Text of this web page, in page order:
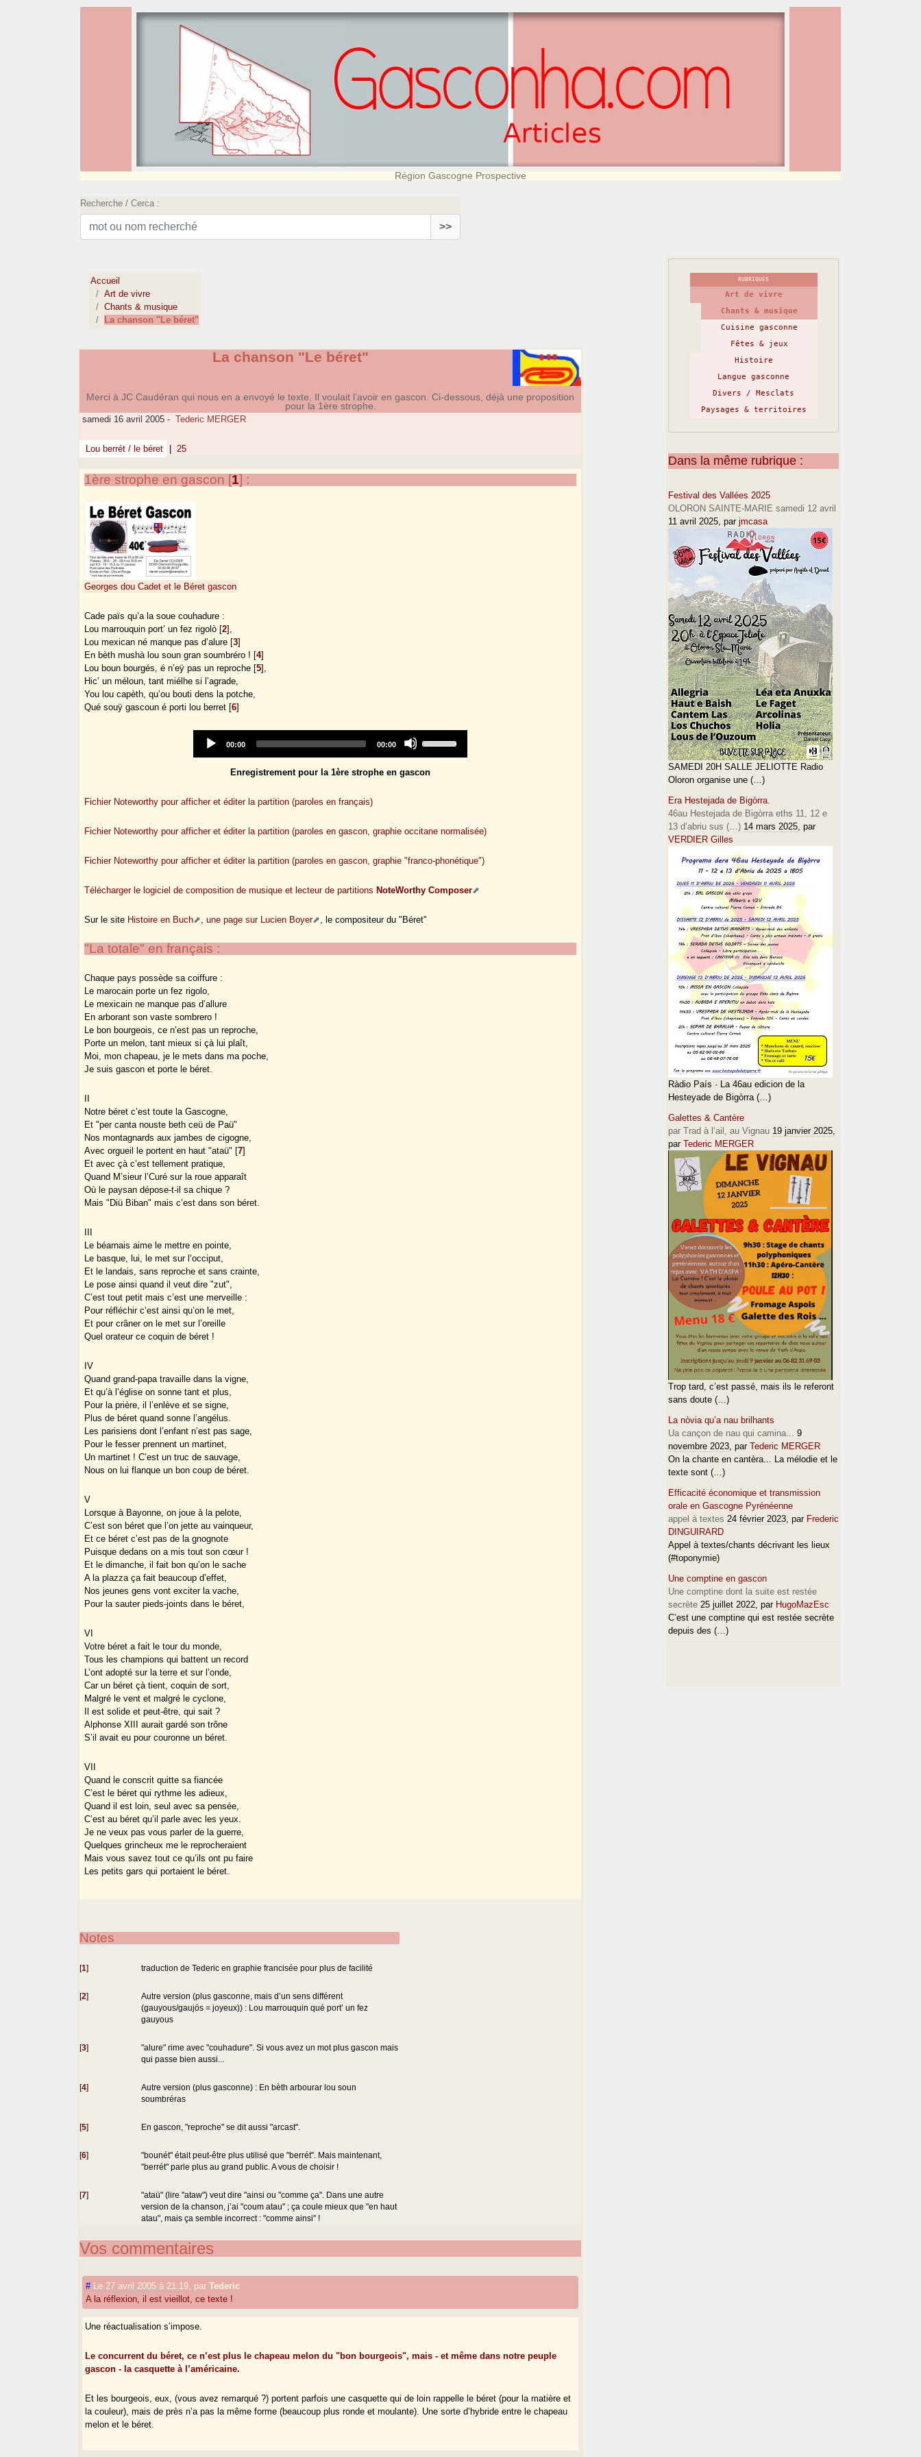
Région Gascogne Prospective
Recherche / Cerca :
>>
Accueil
Art de vivre
Chants & musique
La chanson "Le béret"
La chanson "Le béret"
Merci à JC Caudéran qui nous en a envoyé le texte. Il voulait l’avoir en gascon. Ci-dessous, déjà une proposition
pour la 1ère strophe.
samedi 16 avril 2005 - Tederic MERGER
Lou berrét / le béret 25
1ère strophe en gascon [1] :
Georges dou Cadet et le Béret gascon
Cade païs qu’a la soue couhadure :
Lou marrouquin port’ un fez rigolò [2] ,
Lou mexican né manque pas d’alure [3]
En bèth mushà lou soun gran soumbréro ! [4]
Lou boun bourgés, é n’eÿ pas un reproche [5] ,
Hic’ un méloun, tant miélhe si l’agrade,
You lou capèth, qu’ou bouti dens la potche,
Qué souÿ gascoun é porti lou berret [6]
Player
Current
00:00
Total
00:00
Up/Down
keys
decrease
Enregistrement pour la 1ère strophe en gascon
Fichier Noteworthy pour afficher et éditer la partition (paroles en français)
Fichier Noteworthy pour afficher et éditer la partition (paroles en gascon, graphie occitane normalisée)
Fichier Noteworthy pour afficher et éditer la partition (paroles en gascon, graphie "franco-phonétique")
Télécharger le logiciel de composition de musique et lecteur de partitions NoteWorthy Composer
Sur le site Histoire en Buch ,une page sur Lucien Boyer , le compositeur du "Béret"
"La totale" en français :
Chaque pays possède sa coiffure :
Le marocain porte un fez rigolo,
Le mexicain ne manque pas d’allure
En arborant son vaste sombrero !
Le bon bourgeois, ce n’est pas un reproche,
Porte un melon, tant mieux si çà lui plaît,
Moi, mon chapeau, je le mets dans ma poche,
Je suis gascon et porte le béret.
Notre béret c’est toute la Gascogne,
Et "per canta nouste beth ceü de Paü"
Nos montagnards aux jambes de cigogne,
Avec orgueil le portent en haut "ataü" [7]
Et avec çà c’est tellement pratique,
Quand M’sieur l’Curé sur la roue apparaît
Où le paysan dépose-t-il sa chique ?
Mais "Diü Biban" mais c’est dans son béret.
Le béarnais aime le mettre en pointe,
Le basque, lui, le met sur l’occiput,
Et le landais, sans reproche et sans crainte,
Le pose ainsi quand il veut dire "zut",
C’est tout petit mais c’est une merveille :
Pour réfléchir c’est ainsi qu’on le met,
Et pour crâner on le met sur l’oreille
Quel orateur ce coquin de béret !
IV
Quand grand-papa travaille dans la vigne,
Et qu’à l’église on sonne tant et plus,
Pour la prière, il l’enlève et se signe,
Plus de béret quand sonne l’angélus.
Les parisiens dont l’enfant n’est pas sage,
Pour le fesser prennent un martinet,
Un martinet ! C’est un truc de sauvage,
Nous on lui flanque un bon coup de béret.
V
Lorsque à Bayonne, on joue à la pelote,
C’est son béret que l’on jette au vainqueur,
Et ce béret c’est pas de la gnognote
Puisque dedans on a mis tout son cœur !
Et le dimanche, il fait bon qu’on le sache
A la plazza ça fait beaucoup d’effet,
Nos jeunes gens vont exciter la vache,
Pour la sauter pieds-joints dans le béret,
VI
Votre béret a fait le tour du monde,
Tous les champions qui battent un record
L’ont adopté sur la terre et sur l’onde,
Car un béret çà tient, coquin de sort,
Malgré le vent et malgré le cyclone,
Il est solide et peut-être, qui sait ?
Alphonse XIII aurait gardé son trône
S’il avait eu pour couronne un béret.
VII
Quand le conscrit quitte sa fiancée
C’est le béret qui rythme les adieux,
Quand il est loin, seul avec sa pensée,
C’est au béret qu’il parle avec les yeux.
Je ne veux pas vous parler de la guerre,
Quelques grincheux me le reprocheraient
Mais vous savez tout ce qu’ils ont pu faire
Les petits gars qui portaient le béret.
Notes
[1] traduction de Tederic en graphie francisée pour plus de facilité
[2]
Autre version (plus gasconne, mais d’un sens différent
(gauyous/gaujós = joyeux)) : Lou marrouquin qué port’ un fez
gauyous
[3]
"alure" rime avec "couhadure". Si vous avez un mot plus gascon mais
qui passe bien aussi...
[4]
Autre version (plus gasconne) : En bèth arbourar lou soun
soumbréras
[5] En gascon, "reproche" se dit aussi "arcast".
[6]
"bounét" était peut-être plus utilisé que "berrét". Mais maintenant,
"berrét" parle plus au grand public. A vous de choisir !
[7]
"ataü" (lire "ataw") veut dire "ainsi ou "comme ça". Dans une autre
version de la chanson, j’ai "coum atau" ; ça coule mieux que "en haut
atau", mais ça semble incorrect : "comme ainsi" !
Vos commentaires
# Le 27 avril 2005 à 21:19 parTederic
A la réflexion, il est vieillot, ce texte !
Une réactualisation s’impose.
Le concurrent du béret, ce n’est plus le chapeau melon du "bon bourgeois", mais - et même dans notre peuple
gascon - la casquette à l’américaine.
Et les bourgeois, eux, (vous avez remarqué ?) portent parfois une casquette qui de loin rappelle le béret (pour la matière et
la couleur), mais de près n’a pas la même forme (beaucoup plus ronde et moulante). Une sorte d’hybride entre le chapeau
melon et le béret.
RUBRIQUES
Art de vivre
Chants & musique
Cuisine gasconne
Fêtes & jeux
Histoire
Langue gasconne
Divers / Mesclats
Paysages & territoires
Dans la même rubrique :
Festival des Vallées 2025
OLORON SAINTE-MARIE samedi 12 avril
11 avril 2025, par jmcasa
SAMEDI 20H SALLE JELIOTTE Radio
Oloron organise une (…)
Era Hestejada de Bigòrra.
46au Hestejada de Bigòrra eths 11, 12 e
13 d’abriu sus (…) 14 mars 2025, par
VERDIER Gilles
Ràdio País · La 46au edicion de la
Hesteyade de Bigòrra (…)
Galettes & Cantère
par Trad à l’ail, au Vignau 19 janvier 2025,
par Tederic MERGER
Trop tard, c’est passé, mais ils le referont
sans doute (…)
La nòvia qu’a nau brilhants
Ua cançon de nau qui camina... 9
novembre 2023, par Tederic MERGER
On la chante en cantèra... La mélodie et le
texte sont (…)
Efficacité économique et transmission
orale en Gascogne Pyrénéenne
appel à textes 24 février 2023, par Frederic
DINGUIRARD
Appel à textes/chants décrivant les lieux
(#toponymie)
Une comptine en gascon
Une comptine dont la suite est restée
secrète 25 juillet 2022, par HugoMazEsc
C’est une comptine qui est restée secrète
depuis des (…)